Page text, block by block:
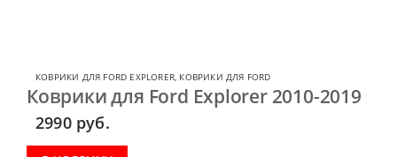
КОВРИКИ ДЛЯ FORD EXPLORER КОВРИКИ ДЛЯ FORD
Коврики для Ford Explorer 2010-2019
2990 руб.